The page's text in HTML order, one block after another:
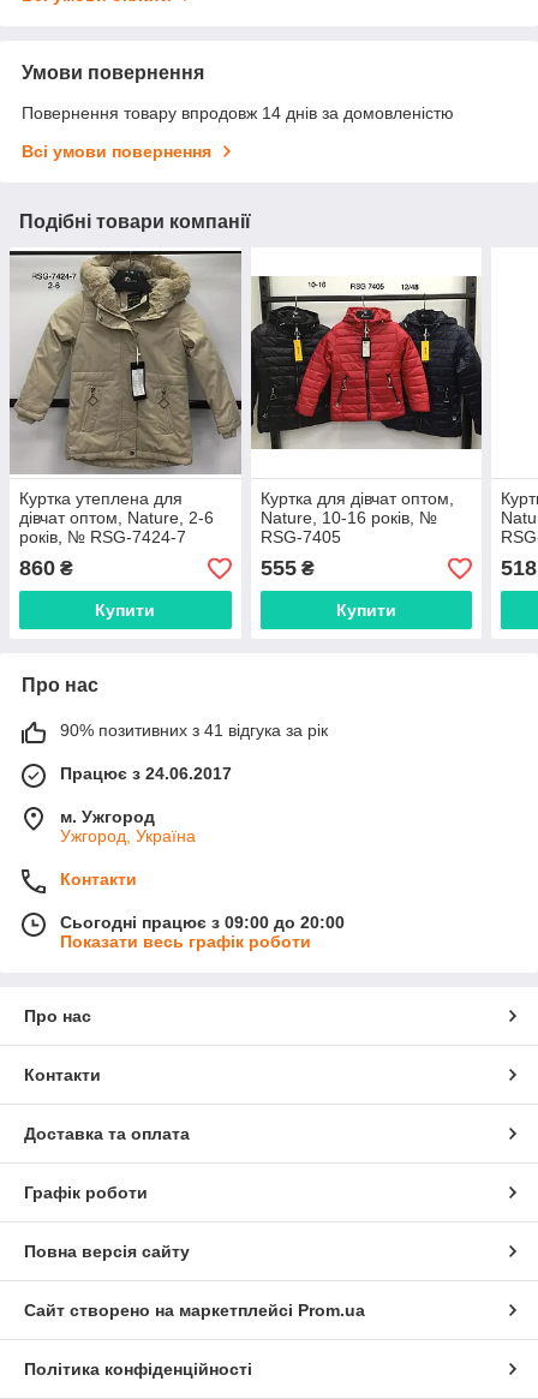
Умови повернення
Повернення товару впродовж 14 днів за домовленістю
Всі умови повернення
Подібні товари компанії
Куртка утеплена для
дівчат оптом, Nature, 2-6
років, № RSG-7424-7
860 ₴
Купити
Куртка для дівчат оптом,
Nature, 10-16 років, №
RSG-7405
555₴
Купити
518
Про нас
90% позитивних з 41 відгука за рік
Працює з 24.06.2017
м. Ужгород
Ужгород, Україна
Контакти
Сьогодні працює з 09:00 до 20:00
Показати весь графік роботи
Про нас
Контакти
Доставка та оплата
Графік роботи
Повна версія сайту
Сайт створено на маркетплейсі Prom.ua
Політика конфіденційності